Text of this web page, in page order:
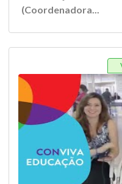
(Coordenadora...